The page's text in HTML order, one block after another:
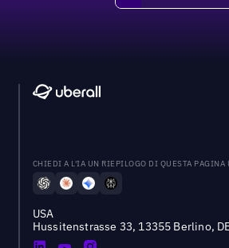
CHIEDI A L'IA UN RIEPILOGO DI QUESTA PAGINA
USA
Hussitenstrasse 33, 13355 Berlino,